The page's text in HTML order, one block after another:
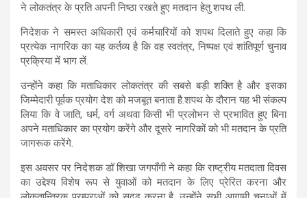
ने लोकतंत्र के प्रति अपनी निष्ठा रखते हुए मतदान हेतु शपथ ली.
निदेशक ने समस्त अधिकारी एवं कर्मचारियों को शपथ दिलाते हुए कहा कि
प्रत्येक नागरिक का यह कर्तव्य है कि वह स्वतंत्र, निष्पक्ष एवं शांतिपूर्ण चुनाव
प्रक्रिया में भाग लें.
उन्होंने कहा कि मताधिकार लोकतंत्र की सबसे बड़ी शक्ति है और इसका
जिम्मेदारी पूर्वक प्रयोग देश को मजबूत बनाता है.शपथ के दौरान यह भी संकल्प
लिया कि वे जाति, धर्म, वर्ग अथवा किसी भी प्रलोभन से प्रभावित हुए बिना
अपने मताधिकार का प्रयोग करेंगे और दूसरे नागरिकों को भी मतदान के प्रति
जागरूक करेंगे.
इस अवसर पर निदेशक डॉ शिखा जगपाँगी ने कहा कि राष्ट्रीय मतदाता दिवस
का उद्देश्य विशेष रूप से युवाओं को मतदान के लिए प्रेरित करना और